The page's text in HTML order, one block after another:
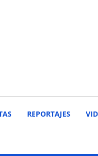
REPORTAJES